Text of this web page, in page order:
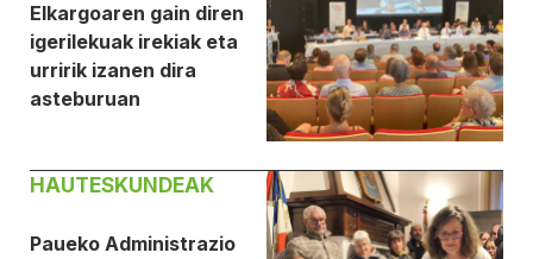
Elkargoaren gain diren
igerilekuak irekiak eta
urririk izanen dira
asteburuan
HAUTESKUNDEAK
Paueko Administrazio